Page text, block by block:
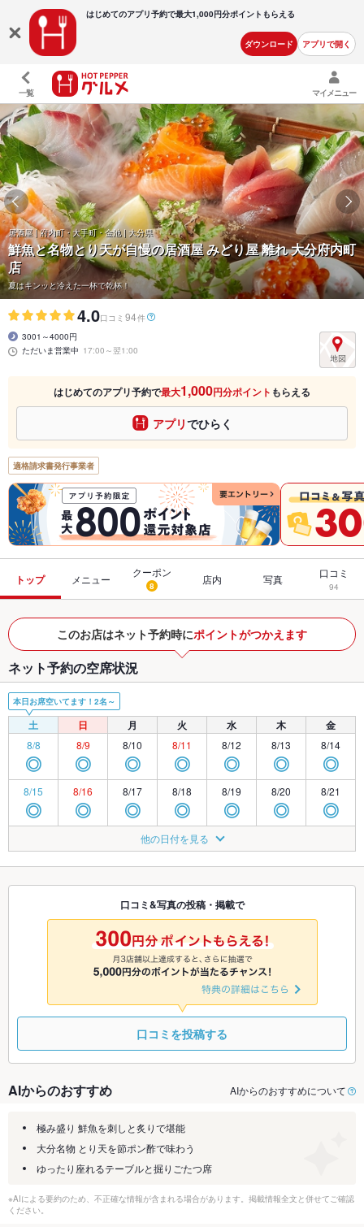
はじめてのアプリ予約で最大1,000円分ポイントもらえる
ダウンロード アプリで開く
一覧 マイメニュー
居酒屋 | 府内町・大手町・金池 | 大分県
鮮魚と名物とり天が自慢の居酒屋 みどり屋 離れ 大分府内町
店
夏はキンッと冷えた一杯で乾杯！
4.0口コミ 94件
3001～4000円
ただいま営業中 17:00～翌1:00
はじめてのアプリ予約で最大1,000円分ポイント もらえる
アプリでひらく
適格請求書発行事業者
トップ メニュー
クーポン
8 店内 写真 口コミ
94
このお店はネット予約時にポイントがつかえます
ネット予約の空席状況
本日お席空いてます！2名～
土 日 月 火 水 木 金
8/8
◎
8/9
◎
8/10
◎
8/11
◎
8/12
◎
8/13
◎
8/14
◎
8/15
◎
8/16
◎
8/17
◎
8/18
◎
8/19
◎
8/20
◎
8/21
◎
◎ ◎
8/24
◎
8/25
◎
8/26
◎ ◎ ◎
8/29 8/30 8/31
◎
9/1
◎
9/2
◎
9/3 9/4
9/7
◎ ◎ ◎ ◎
他の日付を見る
口コミ&写真の投稿・掲載で
口コミを投稿する
AIからのおすすめ AIからのおすすめについて
極み盛り 鮮魚を刺しと炙りで堪能
大分名物 とり天を節ポン酢で味わう
ゆったり座れるテーブルと掘りごたつ席
※AIによる要約のため、不正確な情報が含まれる場合があります。掲載情報全文と併せてご確認
ください。